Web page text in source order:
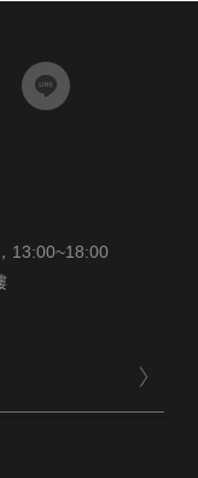
13:00~18:00